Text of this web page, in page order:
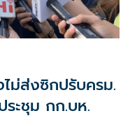
ม่ส่งซิกปรับครม.
ระชุม กก.บห.